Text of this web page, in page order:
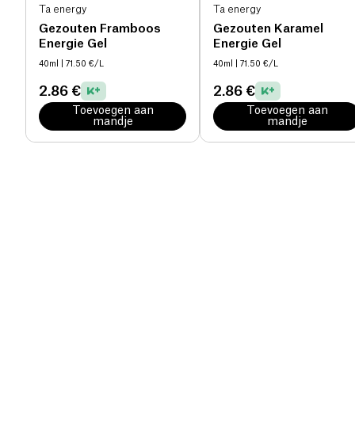
Ta energy
Gezouten Framboos
Energie Gel
40ml | 71.50 €/L
2.86 €
Toevoegen aan
mandje
Ta energy
Gezouten Karamel
Energie Gel
40ml | 71.50 €/L
2.86 €
Toevoegen aan
mandje